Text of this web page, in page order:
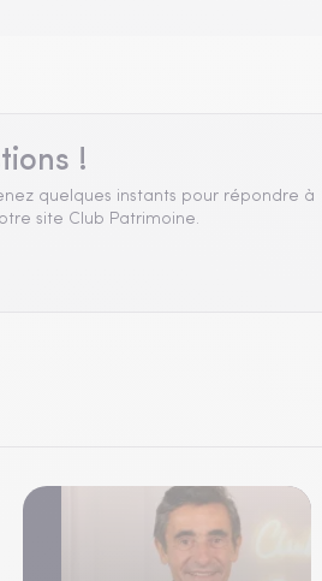
!
quelques instants pour répondre à
site Club Patrimoine.